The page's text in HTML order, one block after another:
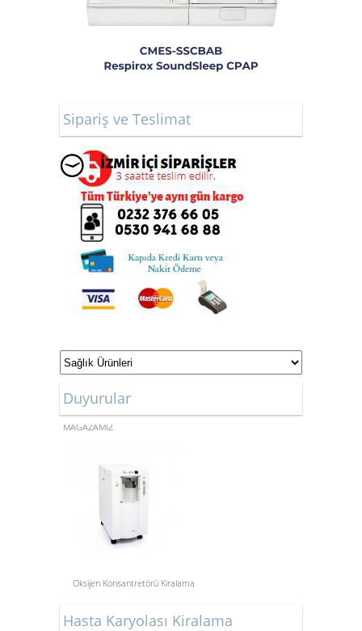
Sipariş ve Teslimat
Duyurular
ONLİNE ALIŞVERİŞ
MAĞAZAMIZ
Oksijen Konsantretörü Kiralama
Öneme Sahip Bir Araç
Hasta Karyolası Kiralama